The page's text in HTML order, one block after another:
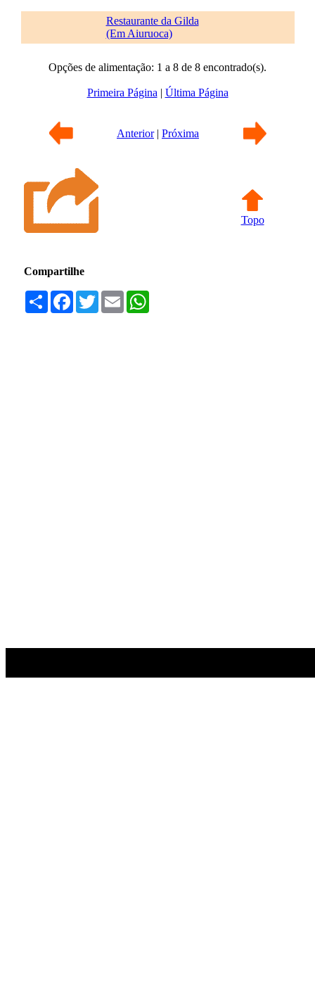
Restaurante da Gilda
(Em Aiuruoca)
Opções de alimentação: 1 a 8 de 8 encontrado(s).
Primeira Página | Última Página
Anterior| Próxima
Topo
Compartilhe
Compartilhar
Facebook
TwitterEmail